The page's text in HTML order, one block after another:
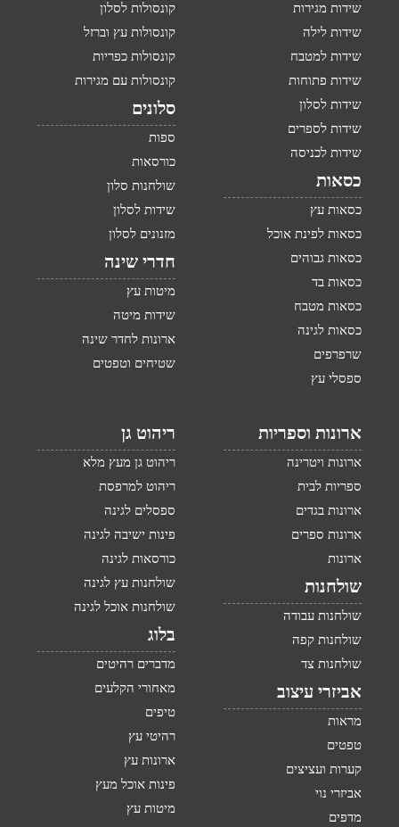
שידות מגירות
שידות לילה
שידות למטבח
שידות פתוחות
שידות לסלון
שידות לספרים
שידות לכניסה
כסאות
כסאות עץ
כסאות לפינת אוכל
כסאות גבוהים
כסאות בד
כסאות מטבח
כסאות לגינה
שרפרפים
ספסלי עץ
קונסולות לסלון
קונסולות עץ וברזל
קונסולות כפריות
קונסולות עם מגירות
סלונים
ספות
כורסאות
שולחנות סלון
שידות לסלון
מזנונים לסלון
חדרי שינה
מיטות עץ
שידות מיטה
ארונות לחדר שינה
שטיחים וטפטים
ארונות וספריות
ארונות ויטרינה
ספריות לבית
ארונות בגדים
ארונות ספרים
ארונות
שולחנות
שולחנות עבודה
שולחנות קפה
שולחנות צד
אביזרי עיצוב
מראות
טפטים
קערות ועציצים
אביזרי נוי
מדפים
ריהוט גן
ריהוט גן מעץ מלא
ריהוט למרפסת
ספסלים לגינה
פינות ישיבה לגינה
כורסאות לגינה
שולחנות עץ לגינה
שולחנות אוכל לגינה
בלוג
מדברים רהיטים
מאחורי הקלעים
טיפים
רהיטי עץ
ארונות עץ
פינות אוכל מעץ
מיטות עץ